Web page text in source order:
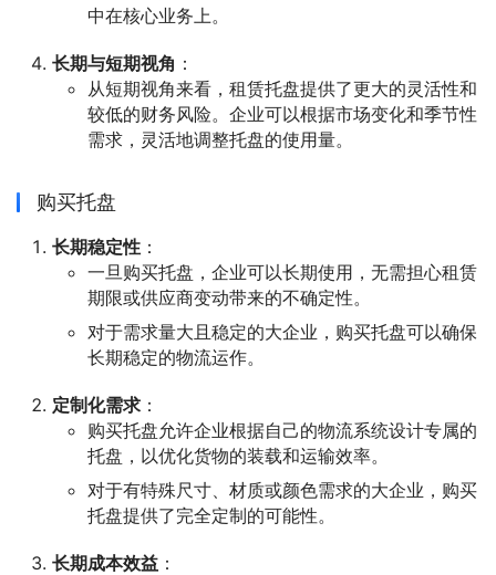
中在核心业务上。
长期与短期视角 ：
从短期视角来看，租赁托盘提供了更大的灵活性和
较低的财务风险。企业可以根据市场变化和季节性
需求，灵活地调整托盘的使用量。
购买托盘
长期稳定性 ：
一旦购买托盘，企业可以长期使用，无需担心租赁
期限或供应商变动带来的不确定性。
对于需求量大且稳定的大企业，购买托盘可以确保
长期稳定的物流运作。
定制化需求 ：
购买托盘允许企业根据自己的物流系统设计专属的
托盘，以优化货物的装载和运输效率。
对于有特殊尺寸、材质或颜色需求的大企业，购买
托盘提供了完全定制的可能性。
长期成本效益 ：